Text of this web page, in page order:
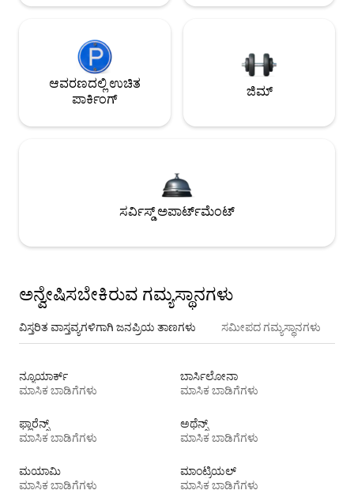
ಆವರಣದಲ್ಲಿ ಉಚಿತ
ಪಾರ್ಕಿಂಗ್
ಜಿಮ್
ಸರ್ವಿಸ್ಡ್ ಅಪಾರ್ಟ್‌ಮೆಂಟ್
ಅನ್ವೇಷಿಸಬೇಕಿರುವ ಗಮ್ಯಸ್ಥಾನಗಳು
ವಿಸ್ತರಿತ ವಾಸ್ತವ್ಯಗಳಿಗಾಗಿ ಜನಪ್ರಿಯ ತಾಣಗಳು ಸಮೀಪದ ಗಮ್ಯಸ್ಥಾನಗಳು
ನ್ಯೂಯಾರ್ಕ್
ಮಾಸಿಕ ಬಾಡಿಗೆಗಳು
ಬಾರ್ಸಿಲೋನಾ
ಮಾಸಿಕ ಬಾಡಿಗೆಗಳು
ಫ್ಲಾರೆನ್ಸ್
ಮಾಸಿಕ ಬಾಡಿಗೆಗಳು
ಅಥೆನ್ಸ್
ಮಾಸಿಕ ಬಾಡಿಗೆಗಳು
ಮಯಾಮಿ
ಮಾಸಿಕ ಬಾಡಿಗೆಗಳು
ಮಾಂಟ್ರಿಯಲ್
ಮಾಸಿಕ ಬಾಡಿಗೆಗಳು